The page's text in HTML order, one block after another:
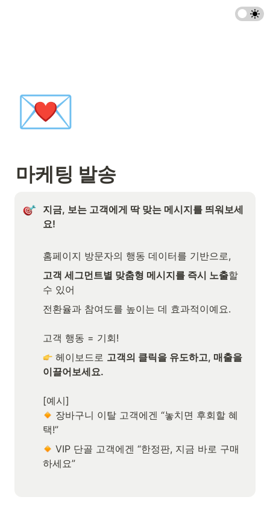
💌
마케팅 발송
지금, 보는 고객에게 딱 맞는 메시지를 띄워보세
요!
홈페이지 방문자의 행동 데이터를 기반으로,
고객 세그먼트별 맞춤형 메시지를 즉시 노출할
수 있어
전환율과 참여도를 높이는 데 효과적이예요.
고객 행동 = 기회!
헤이보드로 고객의 클릭을 유도하고, 매출을
이끌어보세요.
장바구니 이탈 고객에겐 “놓치면 후회할 혜
택!”
VIP 단골 고객에겐 “한정판, 지금 바로 구매
하세요”